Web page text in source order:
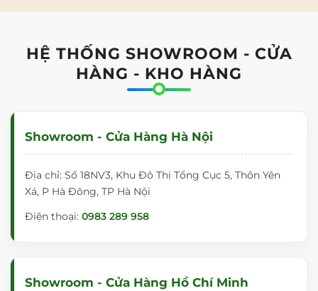
HỆ THỐNG SHOWROOM - CỬA
HÀNG - KHO HÀNG
Showroom - Cửa Hàng Hà Nội
Địa chỉ: Số 18NV3, Khu Đô Thị Tổng Cục 5, Thôn Yên
Xá, P Hà Đông, TP Hà Nội
Điện thoại: 0983 289 958
Showroom - Cửa Hàng Hồ Chí Minh